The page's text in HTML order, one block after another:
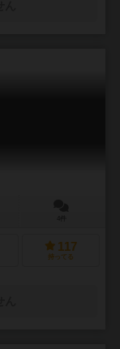
117
持ってる